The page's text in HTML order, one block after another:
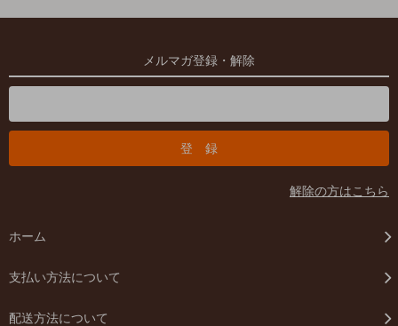
メルマガ登録・解除
解除の方はこちら
ホーム
支払い方法について
配送方法について